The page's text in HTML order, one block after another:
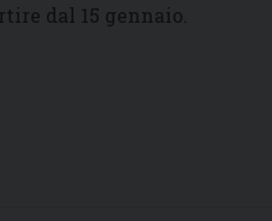
dal 15 gennaio.